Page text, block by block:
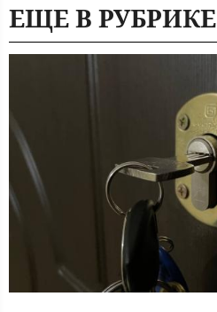
ЕЩЕ В РУБРИКЕ